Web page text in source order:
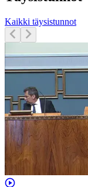
Kaikki täysistunnot